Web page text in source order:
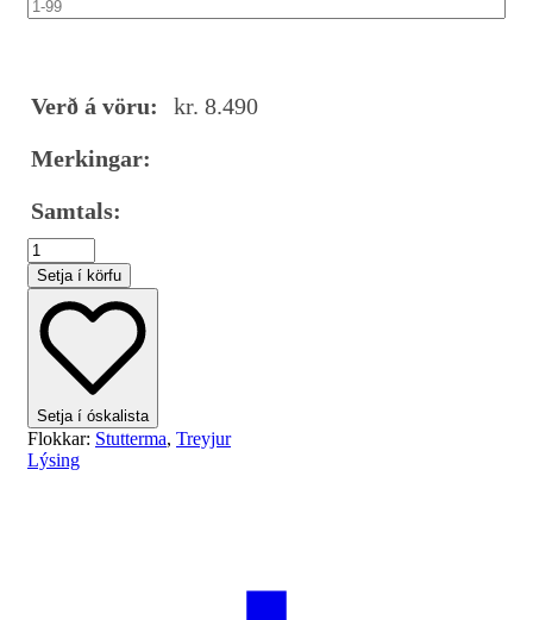
Verð á vöru: kr. 8.490
Merkingar:
Samtals:
Keppnistreyja
Celtic
Melange
hvít/steingrá
quantity
Setja í körfu
Setja í óskalista
Flokkar: Stutterma, Treyjur
Lýsing